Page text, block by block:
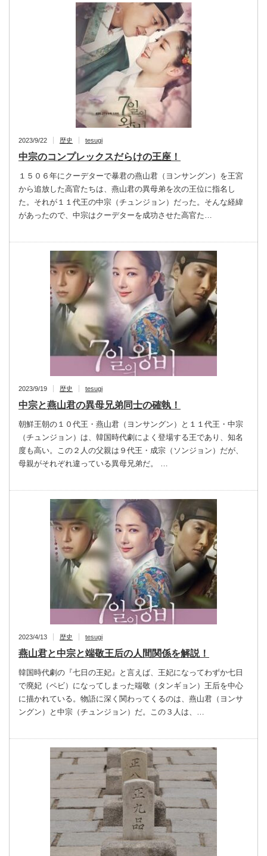
2023/9/22 歴史 tesugi
中宗のコンプレックスだらけの王座！
１５０６年にクーデターで暴君の燕山君（ヨンサングン）を王宮
から追放した高官たちは、燕山君の異母弟を次の王位に指名し
た。それが１１代王の中宗（チュンジョン）だった。そんな経緯
があったので、中宗はクーデターを成功させた高官た…
2023/9/19 歴史 tesugi
中宗と燕山君の異母兄弟同士の確執！
朝鮮王朝の１０代王・燕山君（ヨンサングン）と１１代王・中宗
（チュンジョン）は、韓国時代劇によく登場する王であり、知名
度も高い。この２人の父親は９代王・成宗（ソンジョン）だが、
母親がそれぞれ違っている異母兄弟だ。 …
2023/4/13 歴史 tesugi
燕山君と中宗と端敬王后の人間関係を解説！
韓国時代劇の『七日の王妃』と言えば、王妃になってわずか七日
で廃妃（ペビ）になってしまった端敬（タンギョン）王后を中心
に描かれている。物語に深く関わってくるのは、燕山君（ヨンサ
ングン）と中宗（チュンジョン）だ。この３人は、…